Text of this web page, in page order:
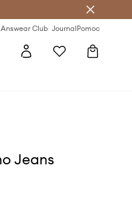
Answear Club JournalPomoc
Jeans